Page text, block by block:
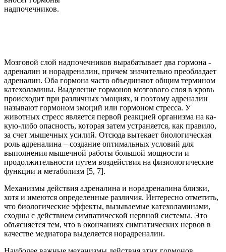
Мозговой слой надпочечников вырабатывает два гормона -
адрена­лин и норадреналин, причем значительно преобладает
адреналин. Оба гормона часто объединяют общим термином
катехоламины. Выделе­ние гормонов мозгового слоя в кровь
происходит при различных эмо­циях, и поэтому адреналин
называют гормоном эмоций или гормоном стресса. У
животных стресс является первой реакцией организма на ка­
кую-либо опасность, которая затем устраняется, как правило,
за счет мышечных усилий. Отсюда вытекает биологическая
роль адреналина – создание оптимальных условий для
выполнения мышечной работы большой мощности и
продолжительности путем воздействия на физио­логические
функции и метаболизм [5, 7].
Механизмы действия адреналина и норадреналина близки,
хотя и имеются определенные различия. Интересно отметить,
что биологиче­ские эффекты, вызываемые катехоламинами,
сходны с действием сим­патической нервной системы. Это
объясняется тем, что в окончаниях симпатических нервов в
качестве медиатора выделяется норадреналин.